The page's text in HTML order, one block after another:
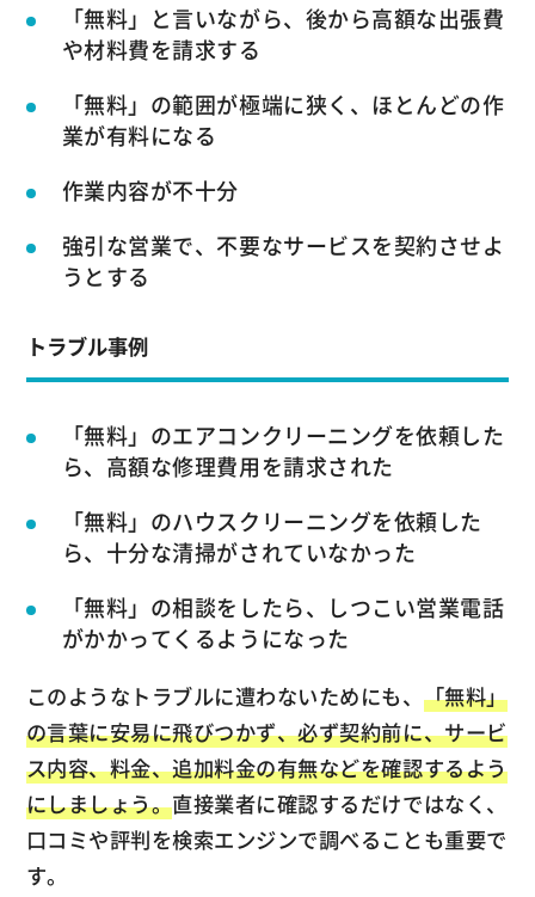
「無料」と言いながら、後から高額な出張費
や材料費を請求する
「無料」の範囲が極端に狭く、ほとんどの作
業が有料になる
作業内容が不十分
強引な営業で、不要なサービスを契約させよ
うとする
トラブル事例
「無料」のエアコンクリーニングを依頼した
ら、高額な修理費用を請求された
「無料」のハウスクリーニングを依頼した
ら、十分な清掃がされていなかった
「無料」の相談をしたら、しつこい営業電話
がかかってくるようになった
このようなトラブルに遭わないためにも、 「無料」
の言葉に安易に飛びつかず、必ず契約前に、サービ
ス内容、料金、追加料金の有無などを確認するよう
にしましょう。直接業者に確認するだけではなく、
口コミや評判を検索エンジンで調べることも重要で
す。